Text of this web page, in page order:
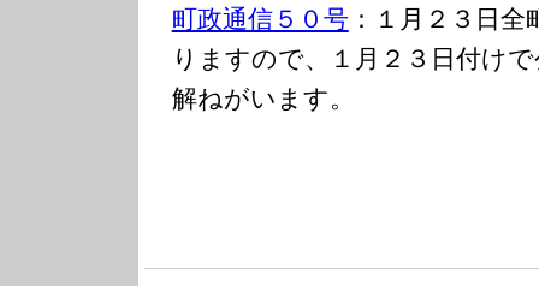
町政通信５０号：１月２３日全
りますので、１月２３日付け
解ねがいます。